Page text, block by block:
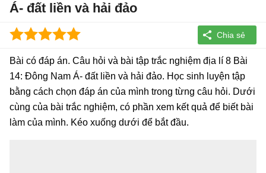
Á- đất liền và hải đảo
Bài có đáp án. Câu hỏi và bài tập trắc nghiệm địa lí 8 Bài
14: Đông Nam Á- đất liền và hải đảo. Học sinh luyện tập
bằng cách chọn đáp án của mình trong từng câu hỏi. Dưới
cùng của bài trắc nghiệm, có phần xem kết quả để biết bài
làm của mình. Kéo xuống dưới để bắt đầu.